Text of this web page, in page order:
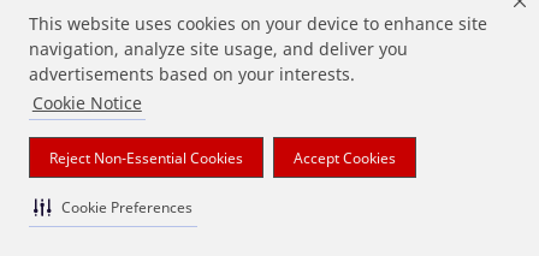
This website uses cookies on your device to enhance site
navigation, analyze site usage, and deliver you
advertisements based on your interests.
Cookie Notice
Reject Non-Essential Cookies Accept Cookies
Cookie Preferences